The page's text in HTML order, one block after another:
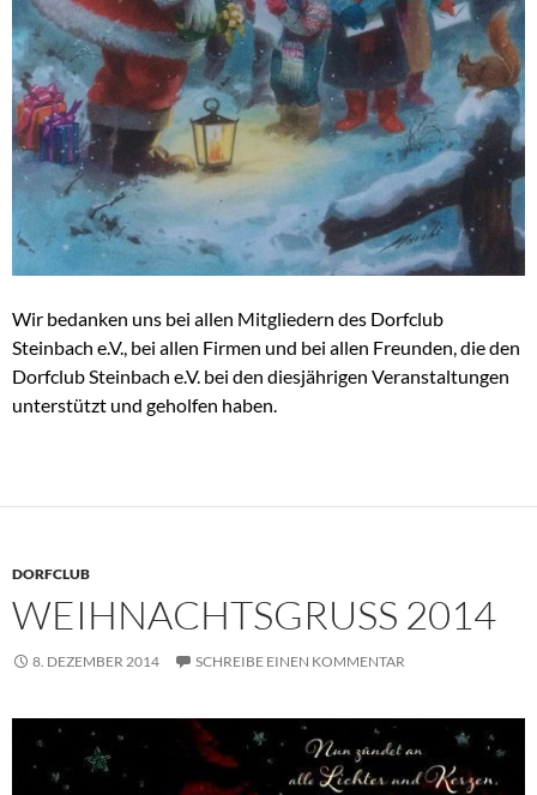
Wir bedanken uns bei allen Mitgliedern des Dorfclub
Steinbach e.V., bei allen Firmen und bei allen Freunden, die den
Dorfclub Steinbach e.V. bei den diesjährigen Veranstaltungen
unterstützt und geholfen haben.
DORFCLUB
WEIHNACHTSGRUSS 2014
8. DEZEMBER 2014 SCHREIBE EINEN KOMMENTAR